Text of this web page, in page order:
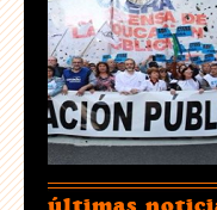
sin
la insólita
del gobierno